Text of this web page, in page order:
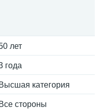
лет
года
Высшая категория
Все стороны